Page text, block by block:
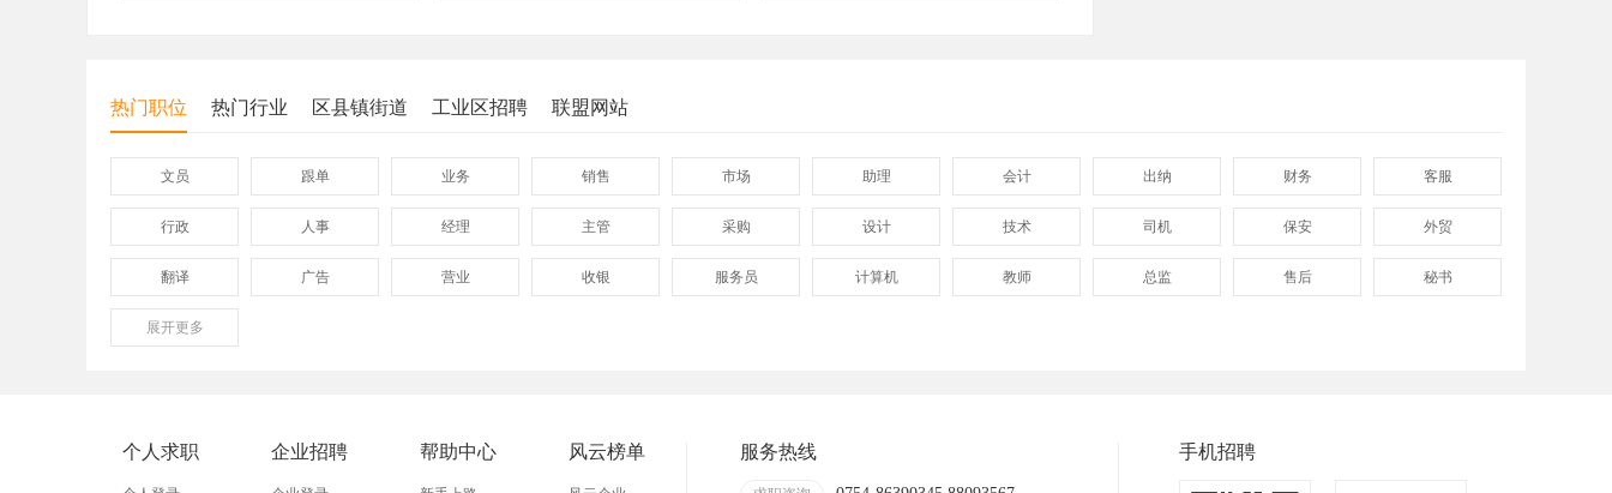
热门职位 热门行业 区县镇街道 工业区招聘 联盟网站
文员 跟单 业务 销售 市场 助理 会计 出纳 财务 客服
行政 人事 经理 主管 采购 设计 技术 司机 保安 外贸
翻译 广告 营业 收银 服务员 计算机 教师 总监 售后 秘书
保险
展开更多
个人求职 企业招聘 帮助中心 风云榜单 服务热线 手机招聘